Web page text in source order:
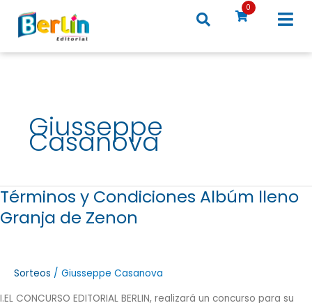
contenido
0
Giusseppe
Casanova
Términos y Condiciones Albúm lleno
Granja de Zenon
Sorteos / Giusseppe Casanova
I.EL CONCURSO EDITORIAL BERLIN, realizará un concurso para su
Términos
Condiciones
Granja